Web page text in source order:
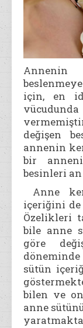
için, en
değişen
annenin
bir
besinleri
Anne
içeriğini
Özelikleri
bile anne
göre
sütün
bilen ve
anne